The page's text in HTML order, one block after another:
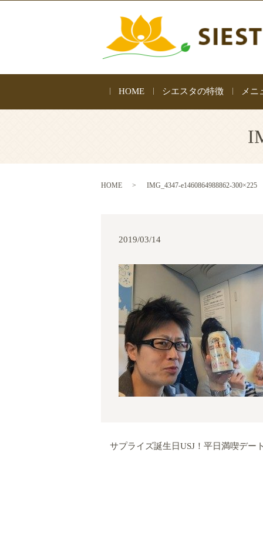
HOME シエスタの特徴 メニ
HOME IMG_4347-e1460864988862-300×225
2019/03/14
サプライズ誕生日USJ！平日満喫デー